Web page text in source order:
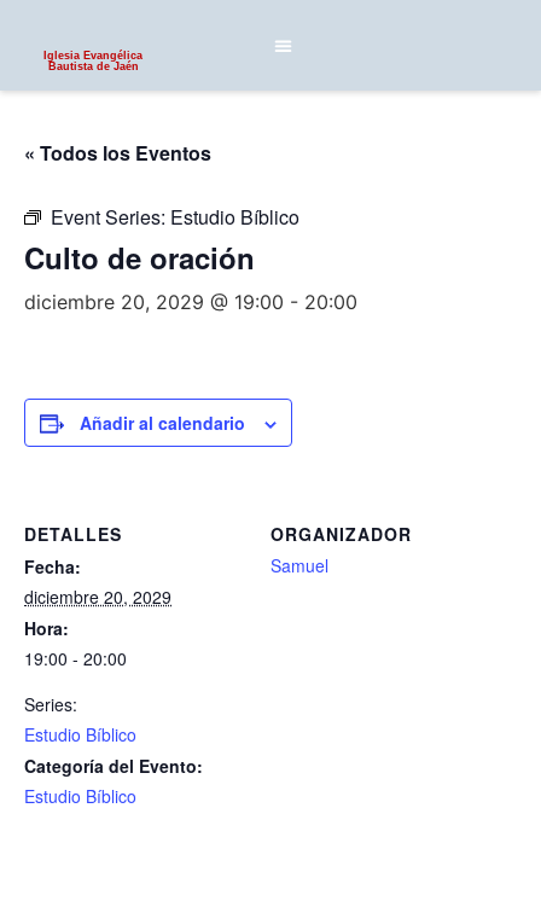
Iglesia Evangélica
Bautista de Jaén
« Todos los Eventos
Event Series: Estudio Bíblico
Culto de oración
diciembre 20, 2029 @ 19:00 - 20:00
Añadir al calendario
DETALLES
Fecha:
diciembre 20, 2029
Hora:
19:00 - 20:00
Series:
Estudio Bíblico
Categoría del Evento:
Estudio Bíblico
ORGANIZADOR
Samuel